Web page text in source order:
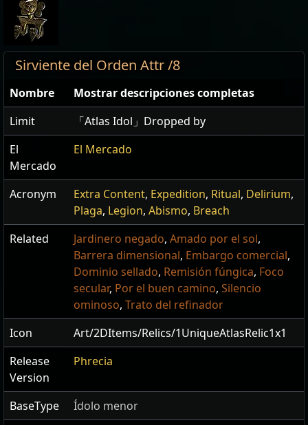
Sirviente del Orden Attr /8
Nombre
Mostrar descripciones completas
Limit
「Atlas Idol」Dropped by
El
Mercado
El Mercado
Acronym Extra Content, Expedition, Ritual, Delirium,
Plaga, Legion, Abismo, Breach
Related
Jardinero negado, Amado por el sol,
Barrera dimensional, Embargo comercial,
Dominio sellado, Remisión fúngica, Foco
secular, Por el buen camino, Silencio
ominoso, Trato del refinador
Icon
Art/2DItems/Relics/1UniqueAtlasRelic1x1
Release
Version
Phrecia
BaseType
Ídolo menor